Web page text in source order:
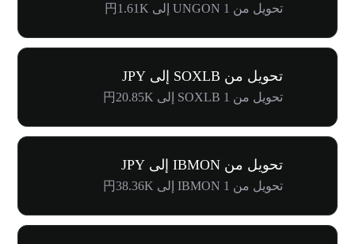
تحويل من 1 UNGON إلى 円1.61K
تحويل من SOXLB إلى JPY
تحويل من 1 SOXLB إلى 円20.85K
تحويل من IBMON إلى JPY
تحويل من 1 IBMON إلى 円38.36K